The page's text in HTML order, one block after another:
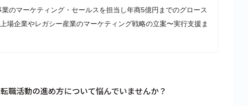
のマーケティング・セールスを担当し年商5億円までのグロース
場企業やレガシー産業のマーケティング戦略の立案〜実行支援ま
職活動の進め方について悩んでいませんか？